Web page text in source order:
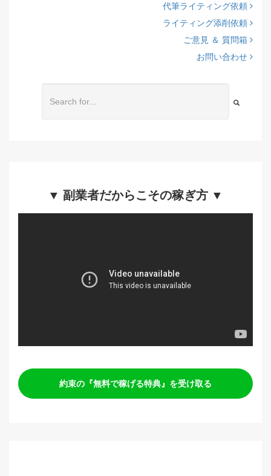
代筆ライティング依頼
ライティング添削依頼
ご意見 ＆ 質問箱
お問い合わせ
▼ 副業者だからこその稼ぎ方 ▼
約束の『無料で稼げる特典』を受け取る